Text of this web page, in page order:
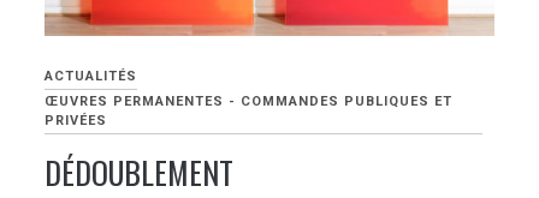
ACTUALITÉS
ŒUVRES PERMANENTES - COMMANDES PUBLIQUES ET
PRIVÉES
DÉDOUBLEMENT